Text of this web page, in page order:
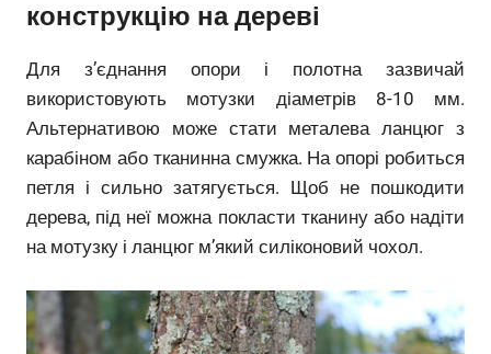
конструкцію на дереві
Для з’єднання опори і полотна зазвичай
використовують мотузки діаметрів 8-10 мм.
Альтернативою може стати металева ланцюг з
карабіном або тканинна смужка. На опорі робиться
петля і сильно затягується. Щоб не пошкодити
дерева, під неї можна покласти тканину або надіти
на мотузку і ланцюг м’який силіконовий чохол.